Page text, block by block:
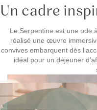
Un cadre
Le Serpentine est une ode
réalisé une œuvre
convives embarquent dès
idéal pour un déjeuner